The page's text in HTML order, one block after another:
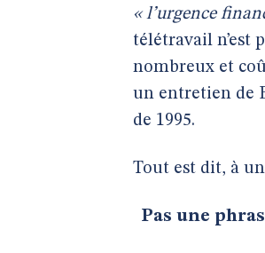
« l’urgence
télétravail n’est
nombreux et
un entretien de
de 1995.
Tout est dit, à
Pas une